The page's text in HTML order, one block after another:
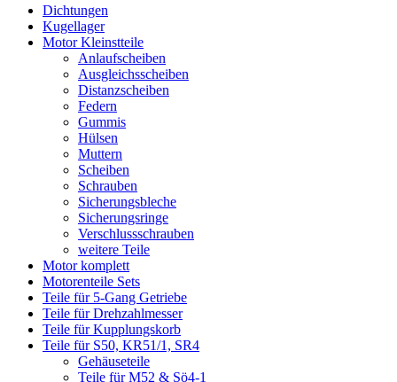
Dichtungen
Kugellager
Motor Kleinstteile
Anlaufscheiben
Ausgleichsscheiben
Distanzscheiben
Federn
Gummis
Hülsen
Muttern
Scheiben
Schrauben
Sicherungsbleche
Sicherungsringe
Verschlussschrauben
weitere Teile
Motor komplett
Motorenteile Sets
Teile für 5-Gang Getriebe
Teile für Drehzahlmesser
Teile für Kupplungskorb
Teile für S50, KR51/1, SR4
Gehäuseteile
Teile für M52 & Sö4-1